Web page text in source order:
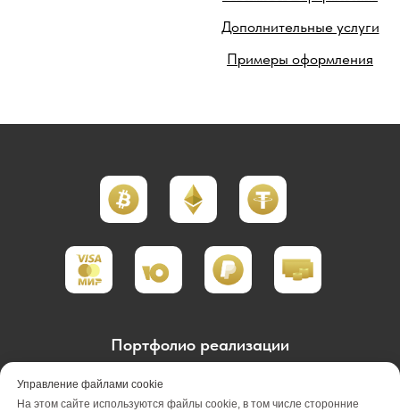
Дополнительные услуги
Примеры оформления
Портфолио реализации
Портфолио проектирования
Управление файлами cookie
На этом сайте используются файлы cookie, в том числе сторонние